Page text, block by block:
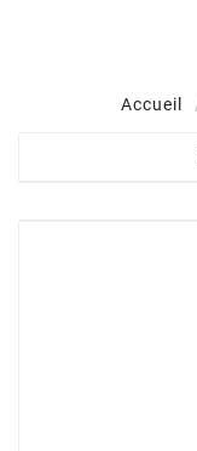
Accueil